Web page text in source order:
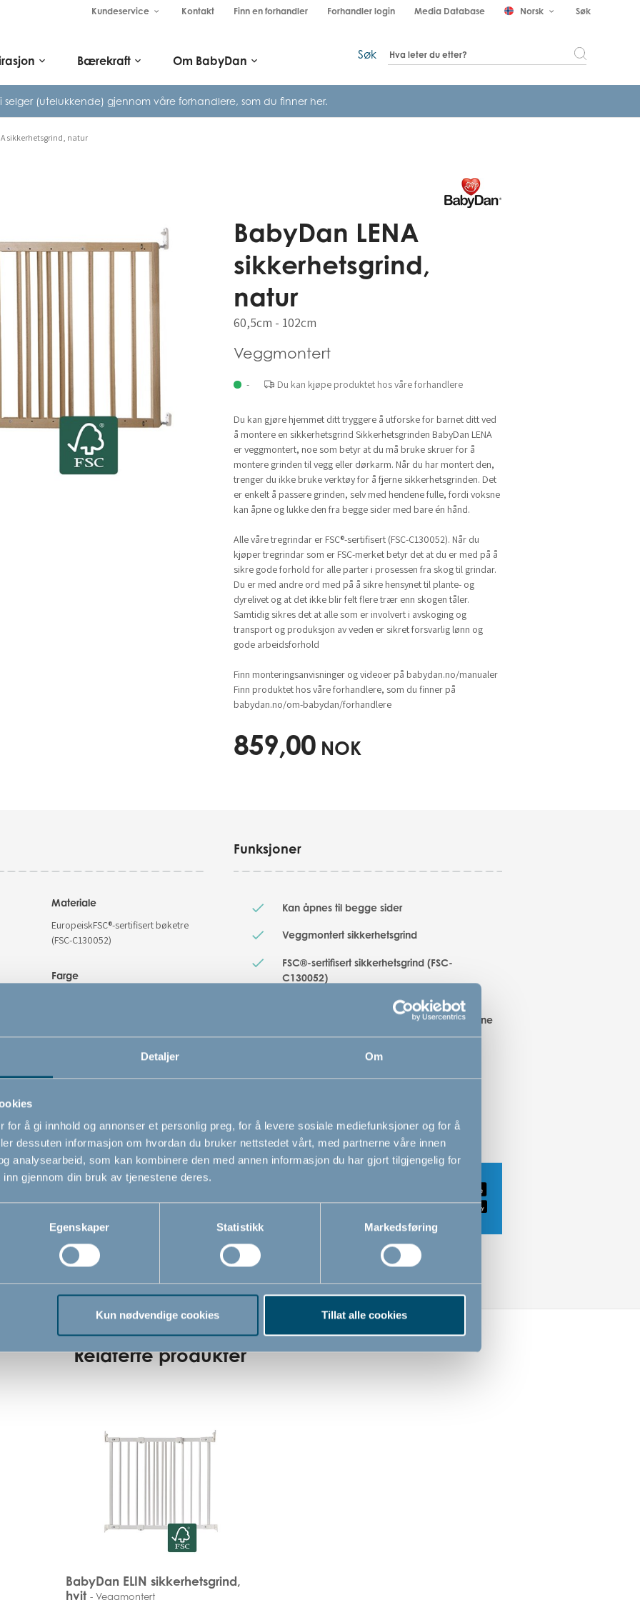
Detaljer Om
for å gi innhold og annonser et personlig preg, for å levere sosiale mediefunksjoner og for å
dessuten informasjon om hvordan du bruker nettstedet vårt, med partnerne våre innen
analysearbeid, som kan kombinere den med annen informasjon du har gjort tilgjengelig for
gjennom din bruk av tjenestene deres.
Egenskaper Statistikk Markedsføring
Kun nødvendige cookies Tillat alle cookies
Kundeservice keyboard_arrow_down Kontakt Finn en forhandler Forhandler login Media Database Norsk keyboard_arrow_down Søk
keyboard_arrow_down Bærekraft keyboard_arrow_down Om BabyDan keyboard_arrow_down Søk
selger (utelukkende) gjennom våre forhandlere, som du finner her.
sikkerhetsgrind, natur
BabyDan LENA
sikkerhetsgrind,
natur
60,5cm - 102cm
Veggmontert
- Du kan kjøpe produktet hos våre forhandlere
Du kan gjøre hjemmet ditt tryggere å utforske for barnet ditt ved
å montere en sikkerhetsgrind Sikkerhetsgrinden BabyDan LENA
er veggmontert, noe som betyr at du må bruke skruer for å
montere grinden til vegg eller dørkarm. Når du har montert den,
trenger du ikke bruke verktøy for å fjerne sikkerhetsgrinden. Det
er enkelt å passere grinden, selv med hendene fulle, fordi voksne
kan åpne og lukke den fra begge sider med bare én hånd.
Alle våre tregrindar er FSC®-sertifisert (FSC-C130052). Når du
kjøper tregrindar som er FSC-merket betyr det at du er med på å
sikre gode forhold for alle parter i prosessen fra skog til grindar.
Du er med andre ord med på å sikre hensynet til plante- og
dyrelivet og at det ikke blir felt flere trær enn skogen tåler.
Samtidig sikres det at alle som er involvert i avskoging og
transport og produksjon av veden er sikret forsvarlig lønn og
gode arbeidsforhold
Finn monteringsanvisninger og videoer på babydan.no/manualer
Finn produktet hos våre forhandlere, som du finner på
babydan.no/om-babydan/forhandlere
859,00 NOK
Materiale
EuropeiskFSC®-sertifisert bøketre
(FSC-C130052)
Farge
Funksjoner
Kan åpnes til begge sider
Veggmontert sikkerhetsgrind
FSC®-sertifisert sikkerhetsgrind (FSC-
C130052)
Unik barnesikker Quick Release-funksjon
gjør det enkelt og raskt at montere og fjerne
Relaterte produkter
BabyDan ELIN sikkerhetsgrind,
hvit - Veggmontert